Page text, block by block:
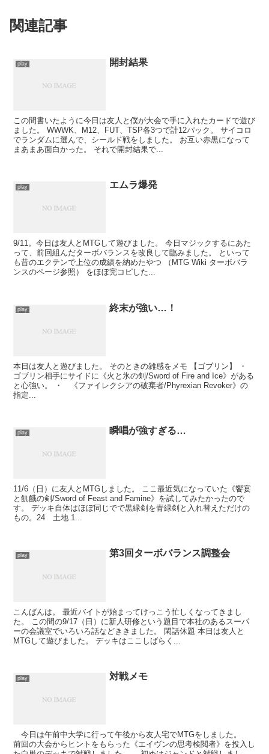
関連記事
play 開封結果
この間書いたように今日は友人と僕が大会で手に入れたカードで遊び
ました。 WWWK、M12、FUT、TSP各3つで計12パック。 サイコロ
でランダムに選んで、シールド戦をしました。 お互い赤黒になって
まあまあ面白かった。 それで開封結果で...
play エムラ爆発
9/11。今日は友人とMTGして遊びました。 今日マジックするにあた
って、前回組んだターボバランスを改良して臨みました。 といって
も昔のエクテンで上位の成績を納めたやつ （MTG Wiki ターボバラ
ンスのページ参照） をほぼ完コピした...
play 終末が強い…！
本日は友人と遊びました。 そのときの雑感をメモ 【ゴブリン】 ・
ゴブリン相手にサイドに《火と氷の剣/Sword of Fire and Ice》がある
と心強い。 ・ 《ファイレクシアの破棄者/Phyrexian Revoker》の
指定...
play 瞬唱が強すぎる…
11/6（日）に友人とMTGしました。 ここ最近気になっていた《饗宴
と飢餓の剣/Sword of Feast and Famine》を試してみたかったので
す。 デッキ自体はほぼ同じでで黒緑剣を青緑剣と入れ替えただけの
もの。24 土地 1...
play 第3回ターボバランス調整会
こんばんは。 最近バイトが始まってけっこう忙しくなってきまし
た。 この間の9/17（日）に新人研修という題目で本社のあるスーパ
ーの会議室でいろいろ話などききました。 閑話休題 本日は友人と
MTGして遊びました。 デッキはここしばらく...
play 対戦メモ
今日は午前中大学に行って午後から友人宅でMTGをしました。
前回の大会からヒントをもらった《エイヴンの思考検閲者》を投入し